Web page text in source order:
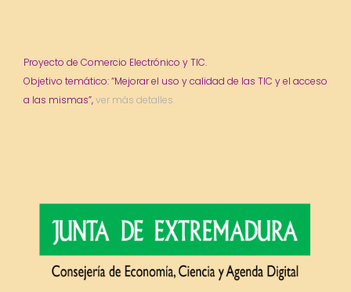
Proyecto de Comercio Electrónico y TIC.
Objetivo temático: “Mejorar el uso y calidad de las TIC y el acceso
a las mismas”,ver más detalles.